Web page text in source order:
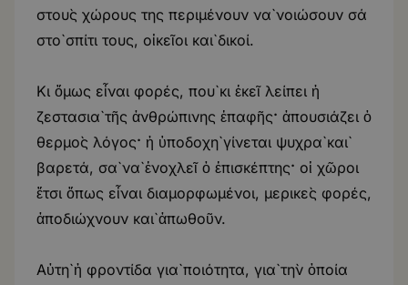
στοὺς χώρους της περιμένουν νὰ νοιώσουν σά
στὸ σπίτι τους, οἰκεῖοι καὶ δικοί.
Κι ὅμως εἶναι φορές, ποὺ κι ἐκεῖ λείπει ἡ
ζεστασιὰ τῆς ἀνθρώπινης ἐπαφῆς· ἀπουσιάζει ὁ
θερμὸς λόγος· ἡ ὑποδοχὴ γίνεται ψυχρὰ καὶ
βαρετά, σὰ νὰ ἐνοχλεῖ ὁ ἐπισκέπτης· οἱ χῶροι
ἔτσι ὅπως εἶναι διαμορφωμένοι, μερικὲς φορές,
ἀποδιώχνουν καὶ ἀπωθοῦν.
Αὐτὴ ἡ φροντίδα γιὰ ποιότητα, γιὰ τὴν ὁποία